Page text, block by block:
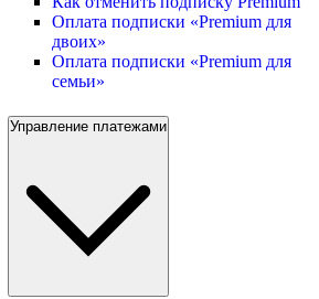
Оплата подписки «Premium для
двоих»
Оплата подписки «Premium для
семьи»
Управление платежами